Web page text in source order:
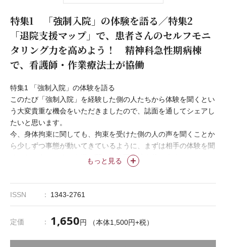
特集1 「強制入院」の体験を語る／特集2
「退院支援マップ」で、患者さんのセルフモニ
タリング力を高めよう！ 精神科急性期病棟
で、看護師・作業療法士が協働
もっと見る
特集1 「強制入院」の体験を語る
このたび「強制入院」を経験した側の人たちから体験を聞くとい
う大変貴重な機会をいただきましたので、誌面を通してシェアし
たいと思います。
今、身体拘束に関しても、拘束を受けた側の人の声を聞くことか
ら少しずつ事態が動いてきているように、まずは相手の体験を聞
く、というところから道が開かれる可能性を信じます。
なお、本特集内での「強制入院」という言葉は、医療保護入院お
ISSN
1343-2761
定価 1,650円 （本体1,500円+税）